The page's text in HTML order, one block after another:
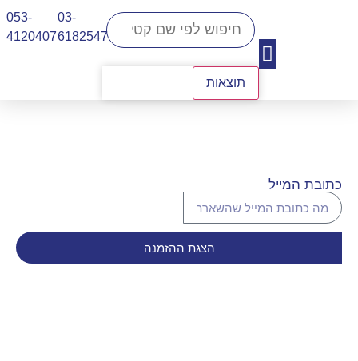
תוצאות
03-
6182547
053-
4120407​
כתובת המייל
הצגת ההזמנה